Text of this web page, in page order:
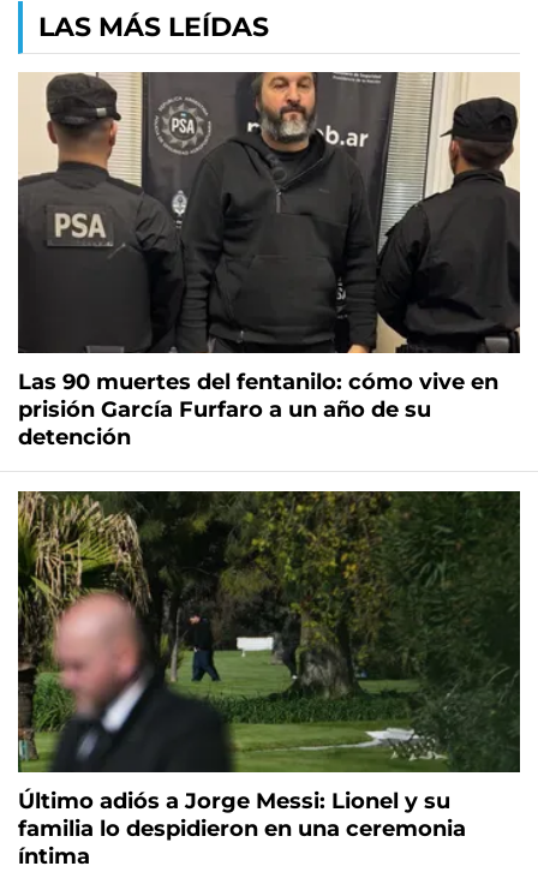
LAS MÁS LEÍDAS
Las 90 muertes del fentanilo: cómo vive en
prisión García Furfaro a un año de su
detención
Último adiós a Jorge Messi: Lionel y su
familia lo despidieron en una ceremonia
íntima